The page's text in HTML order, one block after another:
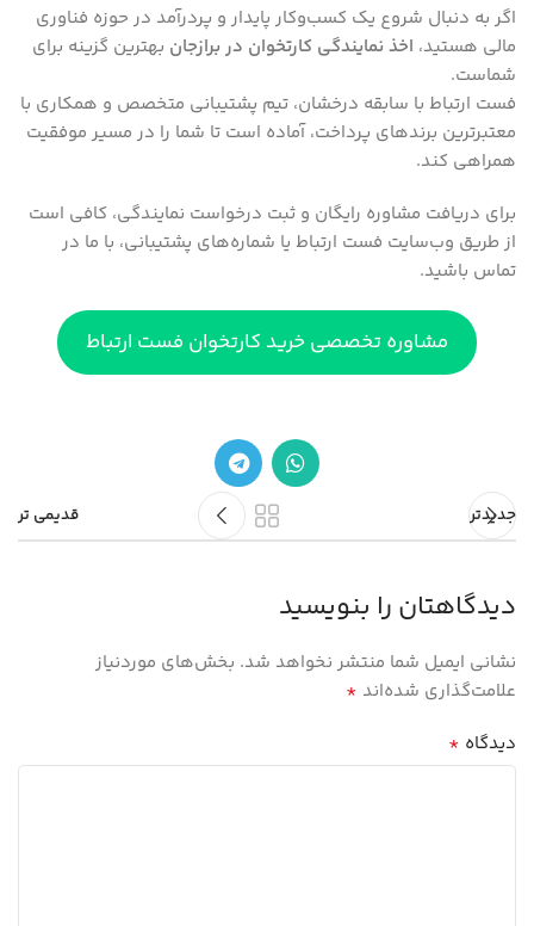
اگر به دنبال شروع یک کسب‌وکار پایدار و پردرآمد در حوزه فناوری
مالی هستید، اخذ نمایندگی کارتخوان در برازجان بهترین گزینه برای
شماست.
فست ارتباط با سابقه درخشان، تیم پشتیبانی متخصص و همکاری با
معتبرترین برندهای پرداخت، آماده است تا شما را در مسیر موفقیت
همراهی کند.
برای دریافت مشاوره رایگان و ثبت درخواست نمایندگی، کافی است
از طریق وب‌سایت فست ارتباط یا شماره‌های پشتیبانی، با ما در
تماس باشید.
مشاوره تخصصی خرید کارتخوان فست ارتباط
جدیدتر قدیمی تر
دیدگاهتان را بنویسید
نشانی ایمیل شما منتشر نخواهد شد. بخش‌های موردنیاز
علامت‌گذاری شده‌اند *
دیدگاه *